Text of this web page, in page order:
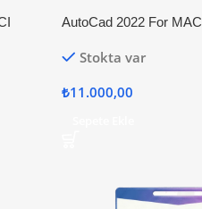
AutoCad 2022 For MAC
Stokta var
₺11.000,00